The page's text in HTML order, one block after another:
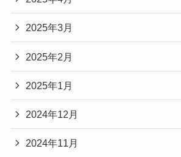
2025年3月
2025年2月
2025年1月
2024年12月
2024年11月